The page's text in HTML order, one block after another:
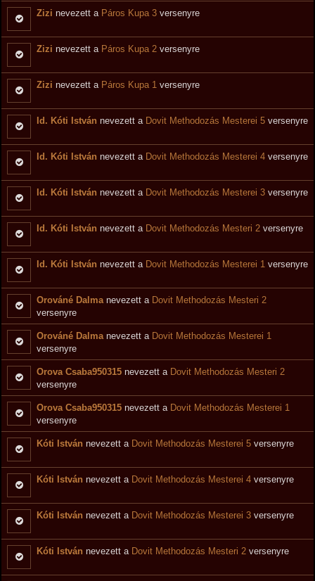
Zizi nevezett a Páros Kupa 3 versenyre
Zizi nevezett a Páros Kupa 2 versenyre
Zizi nevezett a Páros Kupa 1 versenyre
Id. Kóti István nevezett a Dovit Methodozás Mesterei 5 versenyre
Id. Kóti István nevezett a Dovit Methodozás Mesterei 4 versenyre
Id. Kóti István nevezett a Dovit Methodozás Mesterei 3 versenyre
Id. Kóti István nevezett a Dovit Methodozás Mesteri 2 versenyre
Id. Kóti István nevezett a Dovit Methodozás Mesterei 1 versenyre
Orováné Dalma nevezett a Dovit Methodozás Mesteri 2
versenyre
Orováné Dalma nevezett a Dovit Methodozás Mesterei 1
versenyre
Orova Csaba950315 nevezett a Dovit Methodozás Mesteri 2
versenyre
Orova Csaba950315 nevezett a Dovit Methodozás Mesterei 1
versenyre
Kóti István nevezett a Dovit Methodozás Mesterei 5 versenyre
Kóti István nevezett a Dovit Methodozás Mesterei 4 versenyre
Kóti István nevezett a Dovit Methodozás Mesterei 3 versenyre
Kóti István nevezett a Dovit Methodozás Mesteri 2 versenyre